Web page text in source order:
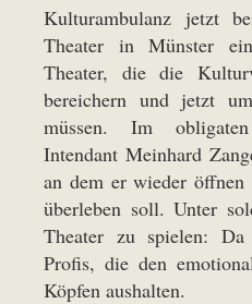
Kulturambulanz jetzt
Theater in Münster
Theater, die die
bereichern und jetzt
müssen. Im
Intendant Meinhard
an dem er wieder öffnen
überleben soll. Unter
Theater zu spielen: Da
Profis, die den
Köpfen aushalten.